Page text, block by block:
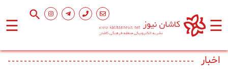
☰ ☰
اصلی
اخبار